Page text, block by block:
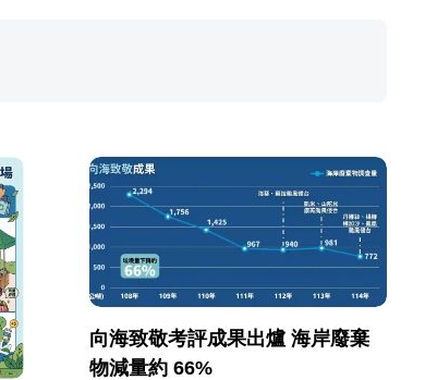
向海致敬考評成果出爐 海岸廢棄
物減量約 66%